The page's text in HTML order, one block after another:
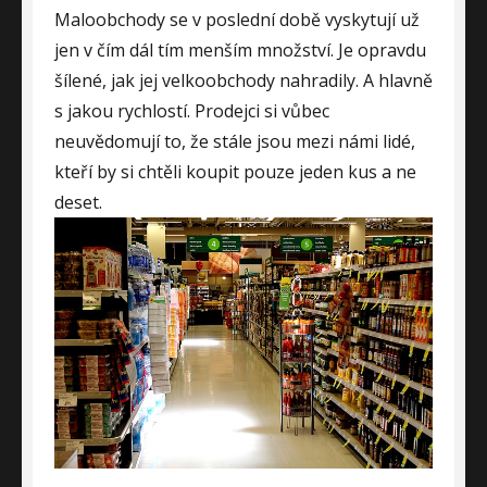
Maloobchody se v poslední době vyskytují už
jen v čím dál tím menším množství. Je opravdu
šílené, jak jej velkoobchody nahradily. A hlavně
s jakou rychlostí. Prodejci si vůbec
neuvědomují to, že stále jsou mezi námi lidé,
kteří by si chtěli koupit pouze jeden kus a ne
deset.